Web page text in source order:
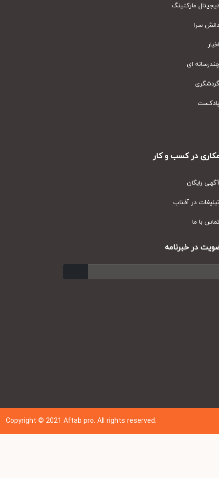
مارکتینگ
سرا
ای
در کسب و کار
رایگان
در آفتاب
با ما
در خبرنامه
Copyright © 202 1Aftab pro. All rights reserved.